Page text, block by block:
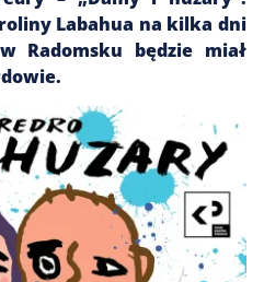
Labahua na kilka dni
Radomsku będzie miał